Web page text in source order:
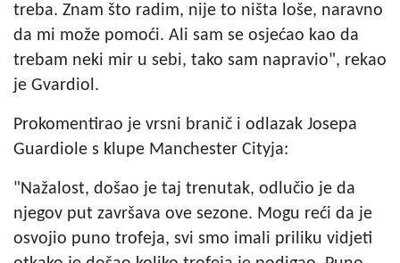
treba. Znam što radim, nije to ništa loše, naravno
da mi može pomoći. Ali sam se osjećao kao da
trebam neki mir u sebi, tako sam napravio", rekao
je Gvardiol.
Prokomentirao je vrsni branič i odlazak Josepa
Guardiole s klupe Manchester Cityja:
"Nažalost, došao je taj trenutak, odlučio je da
njegov put završava ove sezone. Mogu reći da je
osvojio puno trofeja, svi smo imali priliku vidjeti